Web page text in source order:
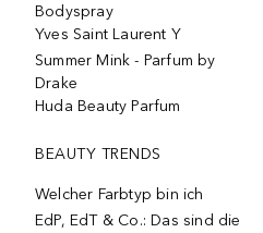
Bodyspray
Yves Saint Laurent Y
Summer Mink - Parfum by
Drake
Huda Beauty Parfum
BEAUTY TRENDS
Welcher Farbtyp bin ich
EdP, EdT & Co.: Das sind die